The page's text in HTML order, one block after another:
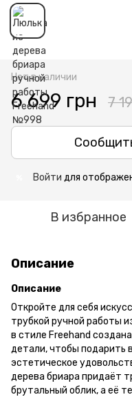
Нет в наличии
6 699 грн 7
Войти для
В избранное
Описание
Описание
Откройте для себя
трубкой ручной работы
в стиле Freehand
детали, чтобы подарить
эстетическое
дерева бриара придаёт
брутальный облик, а её